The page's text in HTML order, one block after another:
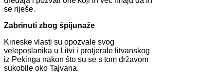
se riješe.
Zabrinuti zbog špijunaže
Kineske vlasti su opozvale svog
veleposlanika u Litvi i protjerale litvanskog
iz Pekinga nakon što su se s tom državom
sukobile oko Tajvana.